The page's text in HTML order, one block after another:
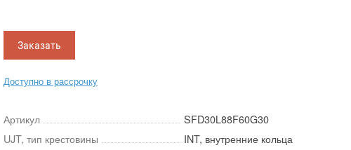
Заказать
Доступно в рассрочку
Артикул
SFD30L88F60G30
UJT, тип крестовины
INT, внутренние кольца